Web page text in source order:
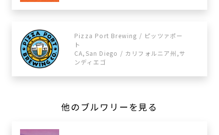
Pizza Port Brewing / ​​ピッツァポー
ト
CA,San Diego / カリフォルニア州,サ
ンディエゴ
他のブルワリーを見る